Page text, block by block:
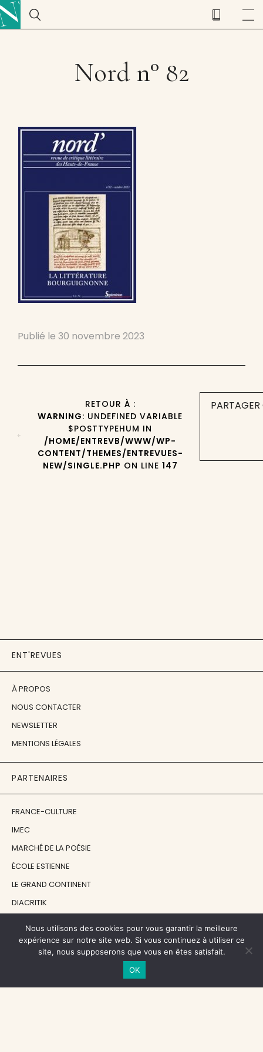
Nord n° 82
Publié le 30 novembre 2023
RETOUR À :
WARNING: UNDEFINED VARIABLE
$POSTTYPEHUM IN
/HOME/ENTREVB/WWW/WP-
CONTENT/THEMES/ENTREVUES-
NEW/SINGLE.PHP ON LINE 147
ENT'REVUES
À PROPOS
NOUS CONTACTER
NEWSLETTER
MENTIONS LÉGALES
PARTENAIRES
FRANCE-CULTURE
IMEC
MARCHÉ DE LA POÉSIE
ÉCOLE ESTIENNE
LE GRAND CONTINENT
DIACRITIK
NOS SOUTIENS
CENTRE NATIONAL DU LIVRE
Nous utilisons des cookies pour vous garantir la meilleure
expérience sur notre site web. Si vous continuez à utiliser ce
site, nous supposerons que vous en êtes satisfait.
OK